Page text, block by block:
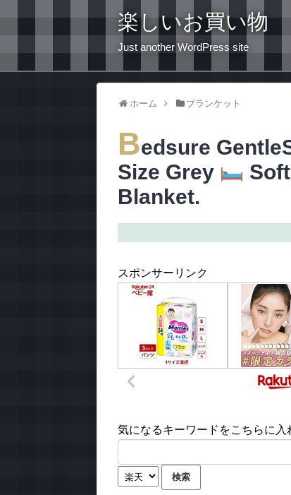
楽しいお買い物
Just another WordPress site
ホーム ブランケット
Bedsure
Size Grey
Blanket.
スポンサーリンク
気になるキーワードをこちらに